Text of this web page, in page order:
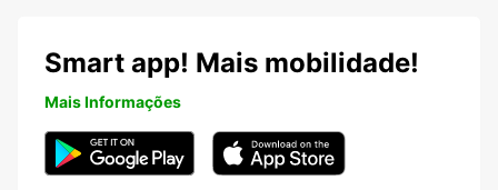
Smart app! Mais mobilidade!
Mais Informações